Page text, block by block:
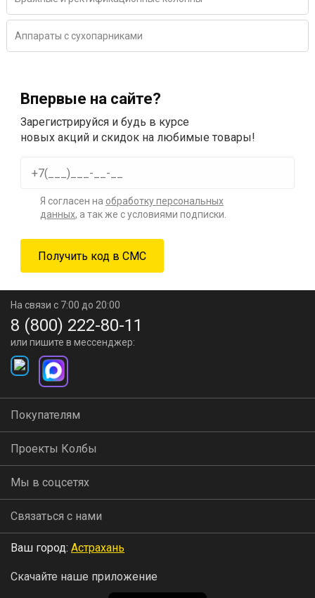
Аппараты с сухопарниками
Впервые на сайте?
Зарегистрируйся и будь в курсе
новых акций и скидок на любимые товары!
Я согласен на обработку персональных
данных, а так же с условиями подписки.
На связи с 7:00 до 20:00
8 (800) 222-80-11
или пишите в мессенджер:
Покупателям
Проекты Колбы
Мы в соцсетях
Связаться с нами
Ваш город: Астрахань
Скачайте наше приложение